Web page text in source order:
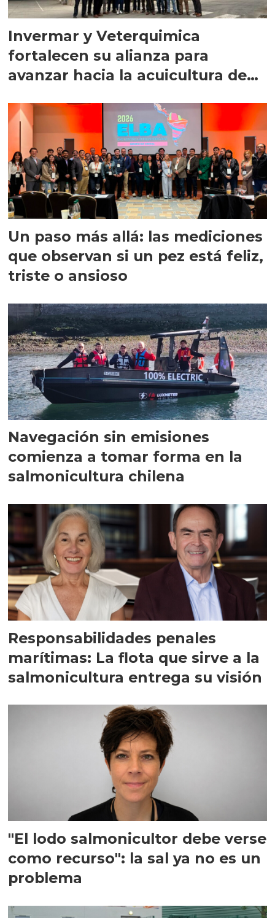
Invermar y Veterquimica
fortalecen su alianza para
avanzar hacia la acuicultura de
Un paso más allá: las mediciones
que observan si un pez está feliz,
triste o ansioso
Navegación sin emisiones
comienza a tomar forma en la
salmonicultura chilena
Responsabilidades penales
marítimas: La flota que sirve a la
salmonicultura entrega su visión
"El lodo salmonicultor debe verse
como recurso": la sal ya no es un
problema